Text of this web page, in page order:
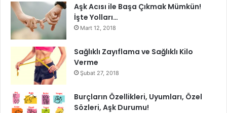
Aşk Acısı ile Başa Çıkmak Mümkün!
İşte Yolları…
Mart 12, 2018
Sağlıklı Zayıflama ve Sağlıklı Kilo
Verme
Şubat 27, 2018
Burçların Özellikleri, Uyumları, Özel
Sözleri, Aşk Durumu!